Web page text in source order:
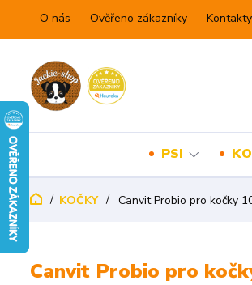
O nás Ověřeno zákazníky Kontakty
PSI
KOČKY Canvit Probio pro kočky
Canvit Probio pro